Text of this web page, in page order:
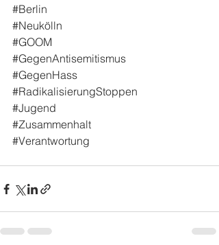
#Berlin
#Neukölln
#GOOM
#GegenAntisemitismus
#GegenHass
#RadikalisierungStoppen
#Jugend
#Zusammenhalt
#Verantwortung